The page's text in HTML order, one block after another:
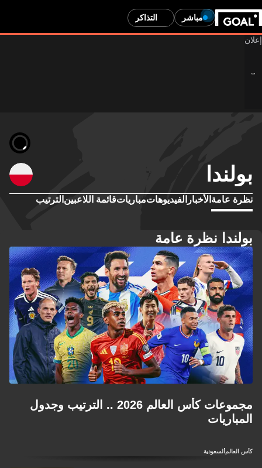
مباشر التذاكر
بولندا
نظرة عامة الأخبار الفيديوهاتمبارياتقائمة اللاعبين الترتيب
بولندا نظرة عامة
مجموعات كأس العالم 2026 .. الترتيب وجدول
المباريات
كأس العالمالسعودية